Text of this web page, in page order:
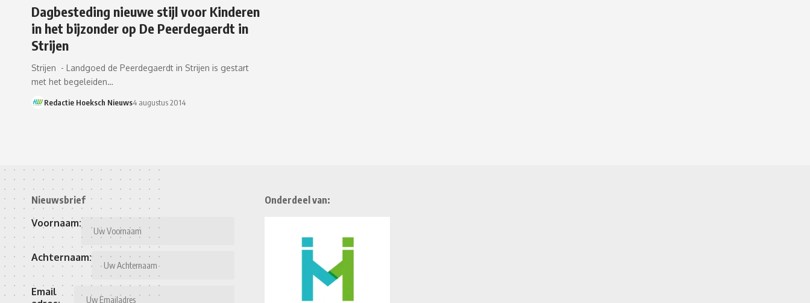
Dagbesteding nieuwe stijl voor Kinderen
in het bijzonder op De Peerdegaerdt in
Strijen
Strijen - Landgoed de Peerdegaerdt in Strijen is gestart
met het begeleiden…
Redactie Hoeksch Nieuws4 augustus 2014
Nieuwsbrief
Voornaam:
Achternaam:
Email
Onderdeel van: